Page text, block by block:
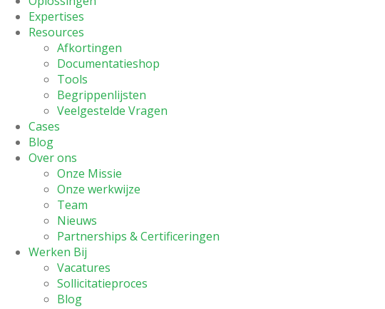
Expertises
Resources
Afkortingen
Documentatieshop
Tools
Begrippenlijsten
Veelgestelde Vragen
Cases
Blog
Over ons
Onze Missie
Onze werkwijze
Team
Nieuws
Partnerships & Certificeringen
Werken Bij
Vacatures
Sollicitatieproces
Blog